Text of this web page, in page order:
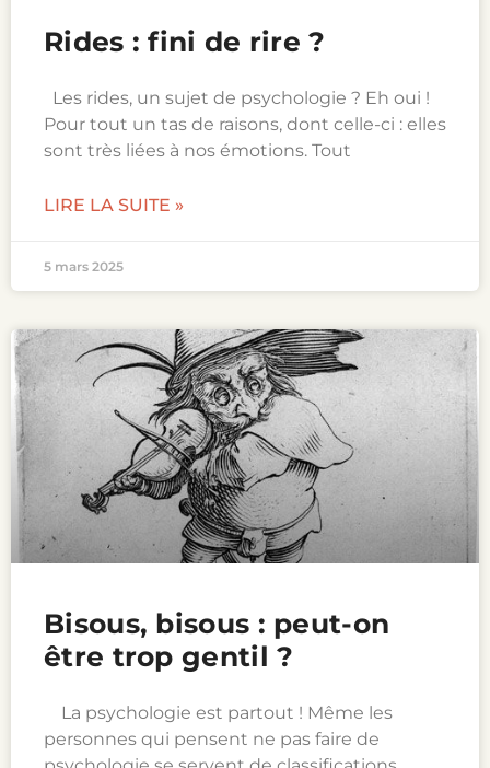
Rides : fini de rire ?
Les rides, un sujet de psychologie ? Eh oui !
Pour tout un tas de raisons, dont celle-ci : elles
sont très liées à nos émotions. Tout
LIRE LA SUITE »
5 mars 2025
Bisous, bisous : peut-on
être trop gentil ?
La psychologie est partout ! Même les
personnes qui pensent ne pas faire de